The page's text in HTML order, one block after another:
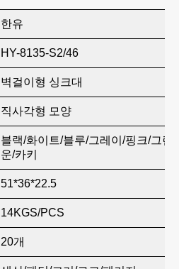
한유
HY-8135-S2/46
벽걸이형 싱크대
직사각형 모양
블랙/화이트/블루/그레이/핑크/그린/
운/카키
51*36*22.5
14KGS/PCS
20개